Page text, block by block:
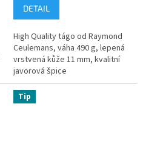
DETAIL
High Quality tágo od Raymond
Ceulemans, váha 490 g, lepená
vrstvená kůže 11 mm, kvalitní
javorová špice
Tip